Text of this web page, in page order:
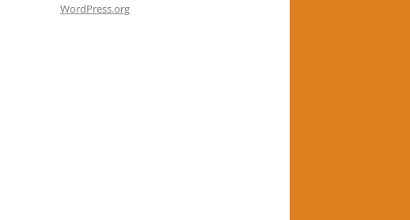
WordPress.org